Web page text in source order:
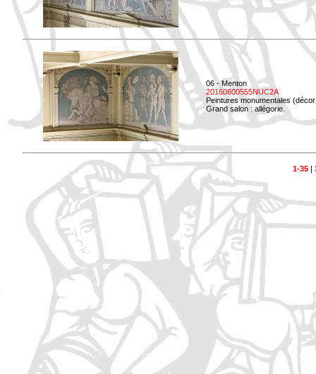
06 - Menton
20160600555NUC2A
Peintures monumentales
Grand salon : allégorie.
1-35|